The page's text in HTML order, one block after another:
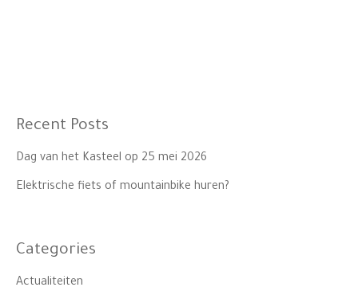
Recent Posts
Dag van het Kasteel op 25 mei 2026
Elektrische fiets of mountainbike huren?
Categories
Actualiteiten